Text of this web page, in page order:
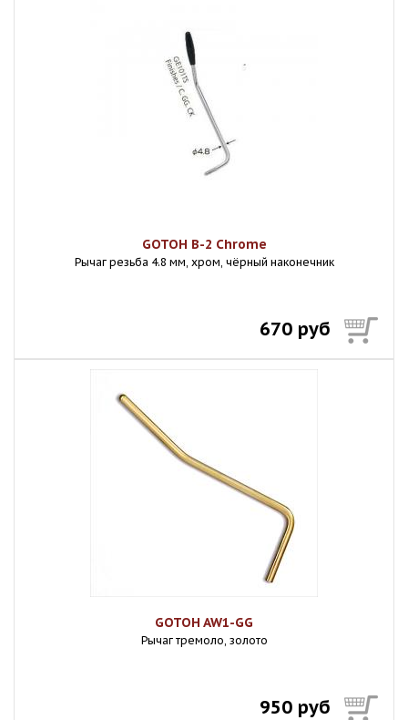
GOTOH B-2 Chrome
Рычаг резьба 4.8 мм, хром, чёрный наконечник
670 руб
GOTOH AW1-GG
Рычаг тремоло, золото
950 руб